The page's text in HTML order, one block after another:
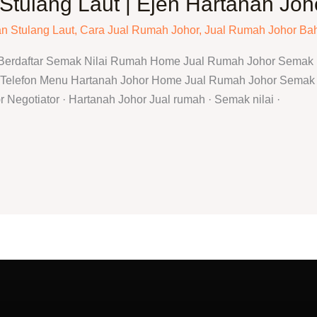
Stulang Laut, Cara Jual Rumah Johor, Jual Rumah Johor
Semak Nilai Rumah Home Jual Rumah Johor
Menu Hartanah Johor Home Jual Rumah Johor
· Hartanah Johor Jual rumah · Semak nilai ·